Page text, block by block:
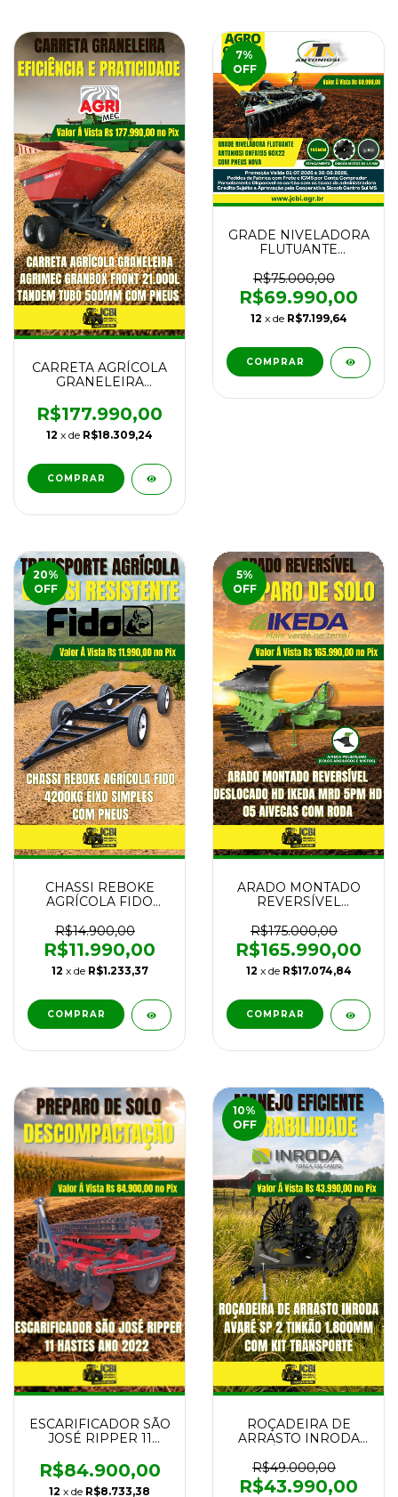
CARRETA AGRÍCOLA
GRANELEIRA
FRONT 21.000L
TANDEM TUBO
500MM COM PNEUS
R$177.990,00
12 x de R$18.309,24
7%
OFF
GRADE NIVELADORA
FLUTUANTE
60x22 COM PNEUS
NOVA
R$75.000,00
R$69.990,00
12 x de R$7.199,64
COMPRAR
20%
OFF
CHASSI REBOKE
AGRÍCOLA FIDO
SIMPLES COM
PNEUS NOVO
R$14.900,00
R$11.990,00
12 x de R$1.233,37
5%
OFF
ARADO MONTADO
REVERSÍVEL
IKEDA MRD 5PM HD
05 AIVECAS COM
RODA NOVO
R$175.000,00
R$165.990,00
12 x de R$17.074,84
ESCARIFICADOR SÃO
JOSÉ RIPPER 11
R$84.900,00
12 x de R$8.733,38
10%
OFF
ROÇADEIRA DE
ARRASTO INRODA
1.800MM COM KIT
TRANSPORTE NOVA
R$49.000,00
R$43.990,00